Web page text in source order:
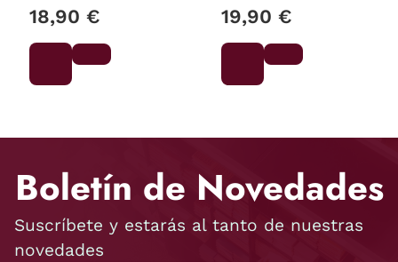
18,90 € 19,90 €
Boletín de Novedades
Suscríbete y estarás al tanto de nuestras
novedades